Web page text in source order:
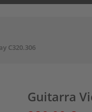
C320.306
Guitarra